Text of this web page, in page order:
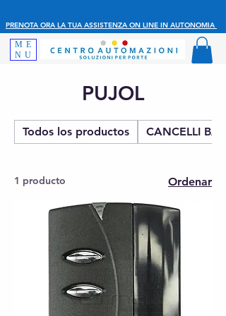
PRENOTA ORA LA TUA ASSISTENZA ON LINE IN AUTONOMIA
ME
NU
PUJOL
Todos los productos CANCELLI
1 producto Ordenar